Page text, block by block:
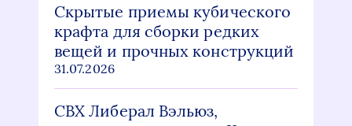
Скрытые приемы кубического
крафта для сборки редких
вещей и прочных конструкций
31.07.2026
СВХ Либерал Вэльюз,